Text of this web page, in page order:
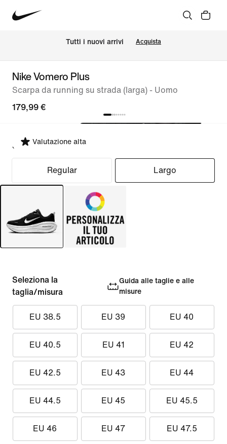
Tutti i nuovi arrivi Acquista
Nike Vomero Plus
Scarpa da running su strada (larga) - Uomo
179,99 €
Valutazione alta
Seleziona fit
Regular Largo
Seleziona la
taglia/misura
Guida alle taglie e alle
misure
EU 38.5 EU 39 EU 40
EU 40.5 EU 41 EU 42
EU 42.5 EU 43 EU 44
EU 44.5 EU 45 EU 45.5
EU 46 EU 47 EU 47.5